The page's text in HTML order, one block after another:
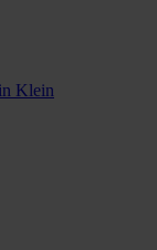
Klein